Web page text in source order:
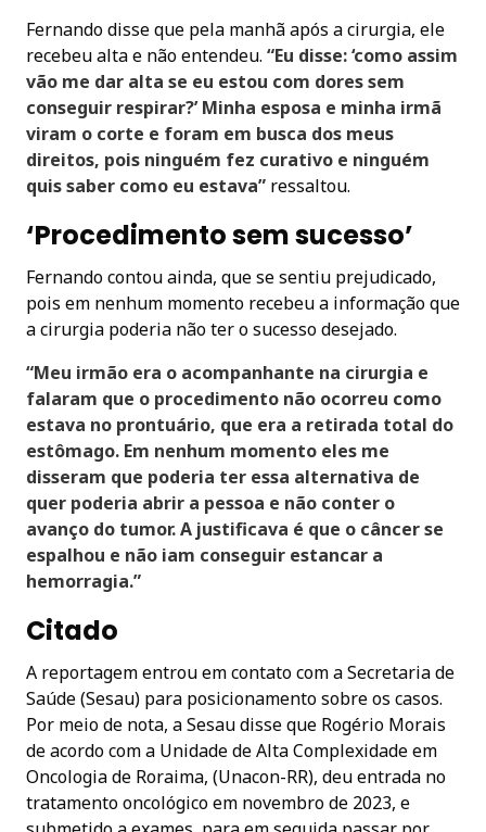
Fernando disse que pela manhã após a cirurgia, ele
recebeu alta e não entendeu. “Eu disse: ‘como assim
vão me dar alta se eu estou com dores sem
conseguir respirar?’ Minha esposa e minha irmã
viram o corte e foram em busca dos meus
direitos, pois ninguém fez curativo e ninguém
quis saber como eu estava” ressaltou.
‘Procedimento sem sucesso’
Fernando contou ainda, que se sentiu prejudicado,
pois em nenhum momento recebeu a informação que
a cirurgia poderia não ter o sucesso desejado.
“Meu irmão era o acompanhante na cirurgia e
falaram que o procedimento não ocorreu como
estava no prontuário, que era a retirada total do
estômago. Em nenhum momento eles me
disseram que poderia ter essa alternativa de
quer poderia abrir a pessoa e não conter o
avanço do tumor. A justificava é que o câncer se
espalhou e não iam conseguir estancar a
hemorragia.”
Citado
A reportagem entrou em contato com a Secretaria de
Saúde (Sesau) para posicionamento sobre os casos.
Por meio de nota, a Sesau disse que Rogério Morais
de acordo com a Unidade de Alta Complexidade em
Oncologia de Roraima, (Unacon-RR), deu entrada no
tratamento oncológico em novembro de 2023, e